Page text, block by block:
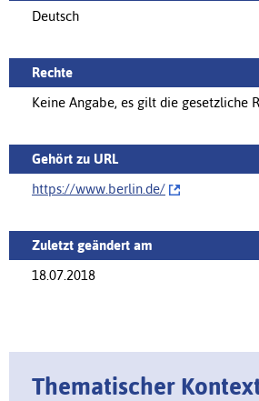
Deutsch
Rechte
Keine Angabe, es gilt die gesetzliche
Gehört zu URL
https://www.berlin.de/‌
Zuletzt geändert am
18.07.2018
Thematischer